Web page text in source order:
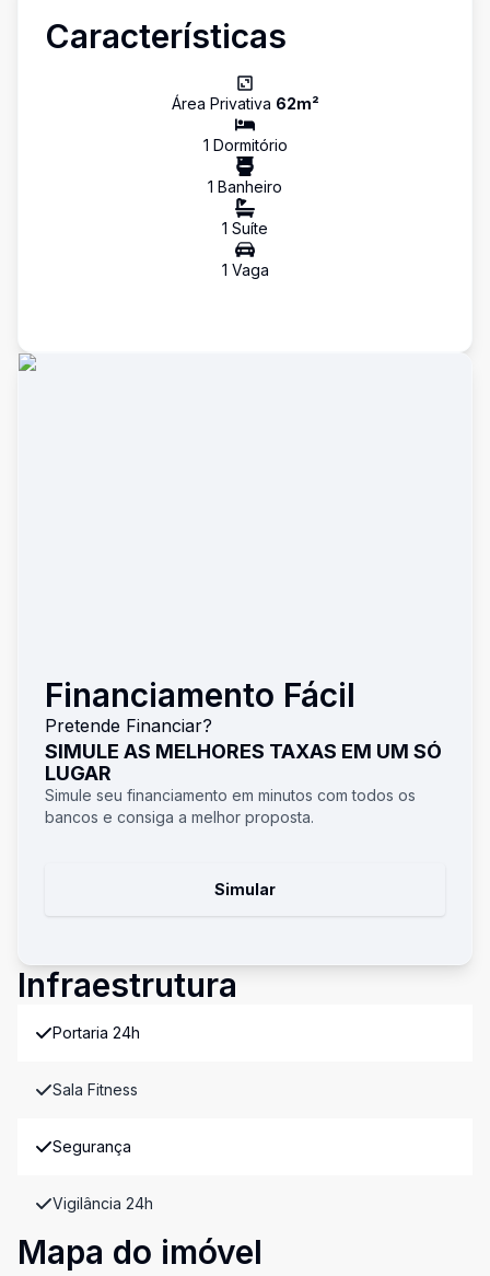
Características
Área Privativa 62m²
1 Dormitório
1 Banheiro
1 Suíte
1 Vaga
Financiamento Fácil
Pretende Financiar?
SIMULE AS MELHORES TAXAS EM UM SÓ
LUGAR
Simule seu financiamento em minutos com todos os
bancos e consiga a melhor proposta.
Simular
Infraestrutura
Portaria 24h
Sala Fitness
Segurança
Vigilância 24h
Mapa do imóvel